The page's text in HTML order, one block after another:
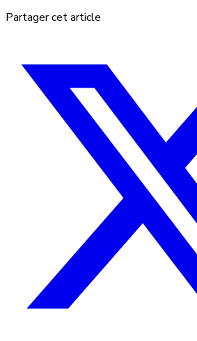
Partager cet article